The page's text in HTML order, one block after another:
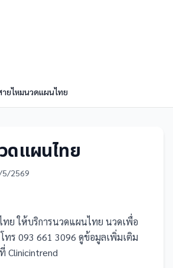
ายไหมนวดแผนไทย
ดแผนไทย
5/2569
ย ให้บริการนวดแผนไทย นวดเพื่อ
ทร 093 661 3096 ดูข้อมูลเพิ่มเติม
Clinicintrend